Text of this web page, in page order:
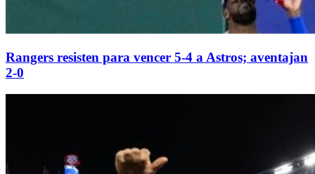
Rangers resisten para vencer 5-4 a Astros; aventajan
2-0